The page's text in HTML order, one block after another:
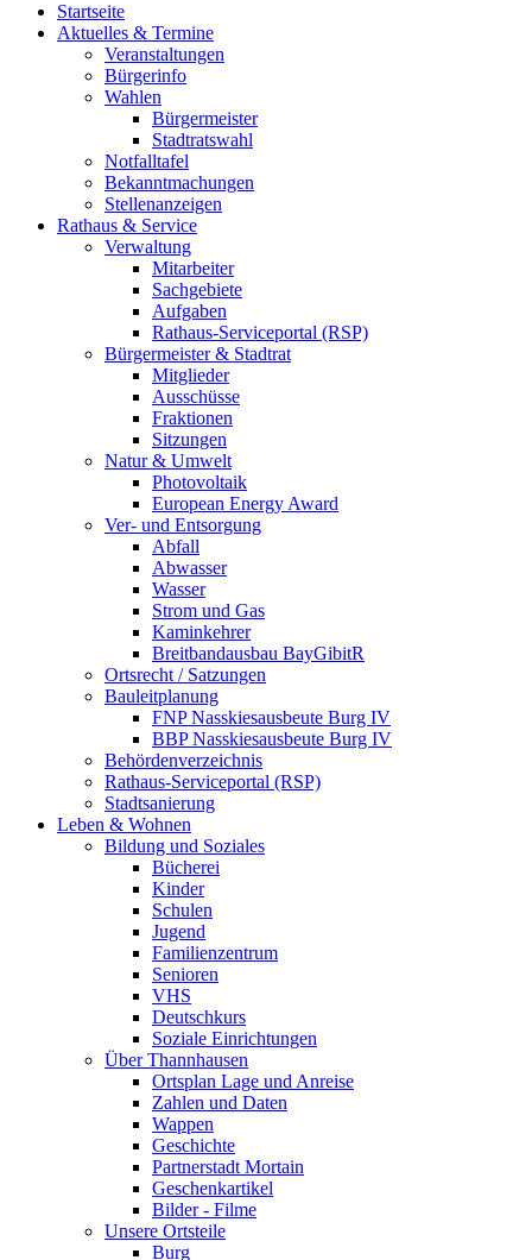
Startseite
Aktuelles & Termine
Veranstaltungen
Bürgerinfo
Wahlen
Bürgermeister
Stadtratswahl
Notfalltafel
Bekanntmachungen
Stellenanzeigen
Rathaus & Service
Verwaltung
Mitarbeiter
Sachgebiete
Aufgaben
Rathaus-Serviceportal (RSP)
Bürgermeister & Stadtrat
Mitglieder
Ausschüsse
Fraktionen
Sitzungen
Natur & Umwelt
Photovoltaik
European Energy Award
Ver- und Entsorgung
Abfall
Abwasser
Wasser
Strom und Gas
Kaminkehrer
Breitbandausbau BayGibitR
Ortsrecht / Satzungen
Bauleitplanung
FNP Nasskiesausbeute Burg IV
BBP Nasskiesausbeute Burg IV
Behördenverzeichnis
Rathaus-Serviceportal (RSP)
Stadtsanierung
Leben & Wohnen
Bildung und Soziales
Bücherei
Kinder
Schulen
Jugend
Familienzentrum
Senioren
VHS
Deutschkurs
Soziale Einrichtungen
Über Thannhausen
Ortsplan Lage und Anreise
Zahlen und Daten
Wappen
Geschichte
Partnerstadt Mortain
Geschenkartikel
Bilder - Filme
Unsere Ortsteile
Burg